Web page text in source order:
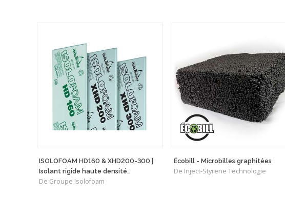
ISOLOFOAM HD160 & XHD200-300 |
Isolant rigide haute densité
polyvalent
De Groupe Isolofoam
Écobill - Microbilles graphitées
De Inject-Styrene Technologie